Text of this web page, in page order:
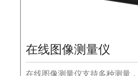
在线图像测量仪
在线图像测量仪⽀持多种测量